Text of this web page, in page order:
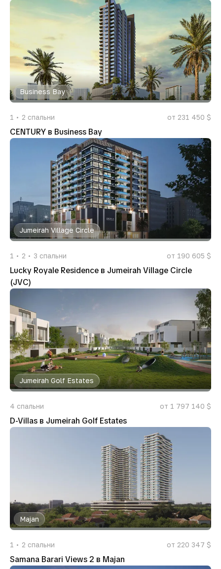
Business Bay
1 2 спальни от 231 450 $
CENTURY в Business Bay
Jumeirah Village Circle
1 2 3 спальни от 190 605 $
Lucky Royale Residence в Jumeirah Village Circle
(JVC)
Jumeirah Golf Estates
4 спальни от 1 797 140 $
D-Villas в Jumeirah Golf Estates
Majan
1 2 спальни от 220 347 $
Samana Barari Views 2 в Majan